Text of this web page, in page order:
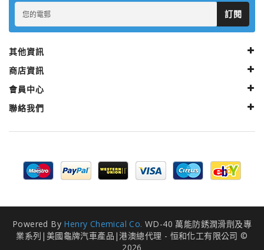
訂閱
其他資訊
商店資訊
會員中心
聯絡我們
Powered By Henry Chemical Co. WD-40 萬能防銹潤滑劑及專
業系列|美國龜牌汽車產品|港澳總代理 - 恒和化工有限公司 ©
2026